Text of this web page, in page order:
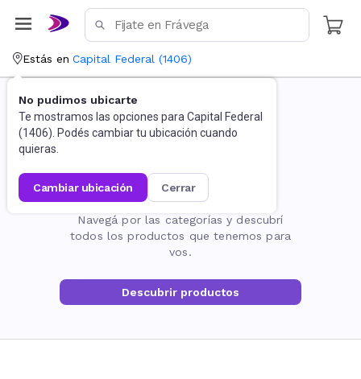
Estás en Capital Federal (1406)
No pudimos ubicarte
Te mostramos las opciones para Capital Federal
(1406). Podés cambiar tu ubicación cuando
quieras.
cambiar ubicación cerrar
La página no existe
Navegá por las categorías y descubrí
todos los productos que tenemos para
vos.
Descubrir productos